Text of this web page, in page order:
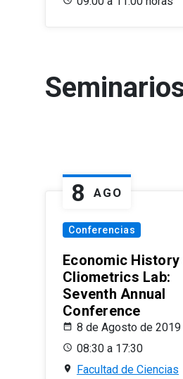
8 AGO
Conferencias
Economic History
Cliometrics Lab:
Seventh Annual
Conference
8 de Agosto de 2019
08:30 a 17:30
Facultad de Ciencias